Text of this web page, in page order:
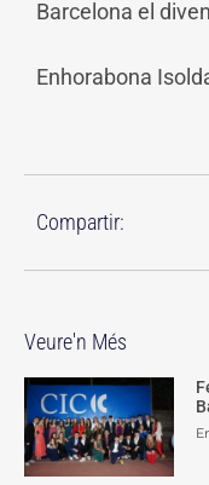
Barcelona el
Enhorabona
Compartir:
Veure'n Més